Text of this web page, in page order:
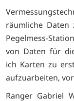
räumliche Daten
Pegelmess-
von Daten für
ich Karten zu
aufzuarbeiten,
Ranger Gabriel